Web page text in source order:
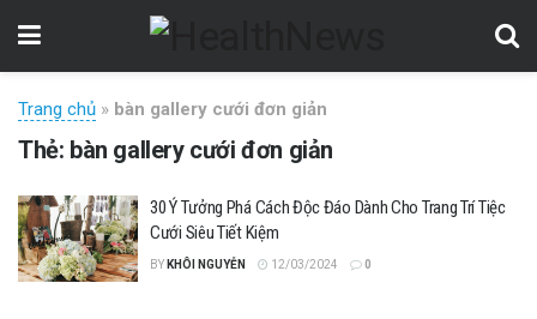
Trang chủ » bàn gallery cưới đơn giản
Thẻ: bàn gallery cưới đơn giản
30 Ý Tưởng Phá Cách Độc Đáo Dành Cho Trang Trí Tiệc
Cưới Siêu Tiết Kiệm
BY KHÔI NGUYỄN 12/03/2024 0